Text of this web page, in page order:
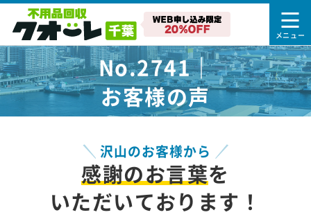
No.2741｜
お客様の声
沢山のお客様から
感謝のお言葉を
いただいております！